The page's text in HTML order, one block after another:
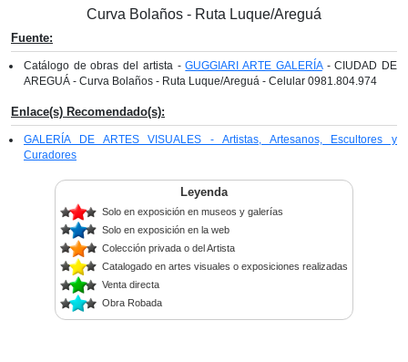
Curva Bolaños - Ruta Luque/Areguá
Fuente:
Catálogo de obras del artista -GUGGIARI ARTE GALERÍA- CIUDAD DE
AREGUÁ - Curva Bolaños - Ruta Luque/Areguá - Celular 0981.804.974
Enlace(s) Recomendado(s):
GALERÍA DE ARTES VISUALES - Artistas, Artesanos, Escultores y
Curadores
Leyenda
Solo en exposición en museos y galerías
Solo en exposición en la web
Colección privada o del Artista
Catalogado en artes visuales o exposiciones realizadas
Venta directa
Obra Robada